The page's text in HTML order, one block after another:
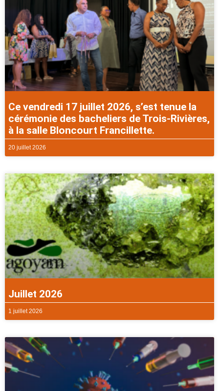
Ce vendredi 17 juillet 2026, s’est tenue la
cérémonie des bacheliers de Trois-Rivières,
à la salle Bloncourt Francillette.
20 juillet 2026
Juillet 2026
1 juillet 2026